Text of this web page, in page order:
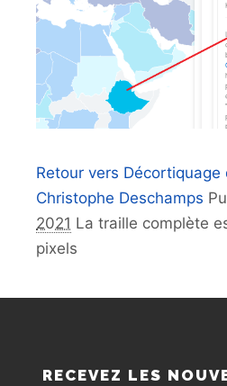
Retour vers Décortiquage
Christophe Deschamps
2021 La traille complète
pixels
RECEVEZ LES